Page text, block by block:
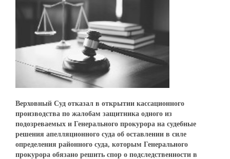
Верховный Суд отказал в открытии кассационного
производства по жалобам защитника одного из
подозреваемых и Генерального прокурора на судебные
решения апелляционного суда об оставлении в силе
определения районного суда, которым Генерального
прокурора обязано решить спор о подследственности в